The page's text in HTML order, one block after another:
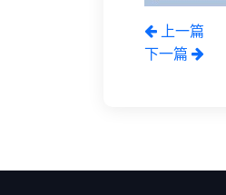
上一篇
下一篇